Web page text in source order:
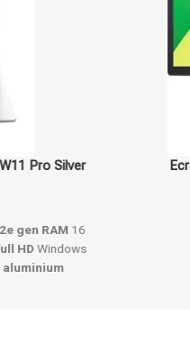
– E2423H-3Y
1920x1080
,